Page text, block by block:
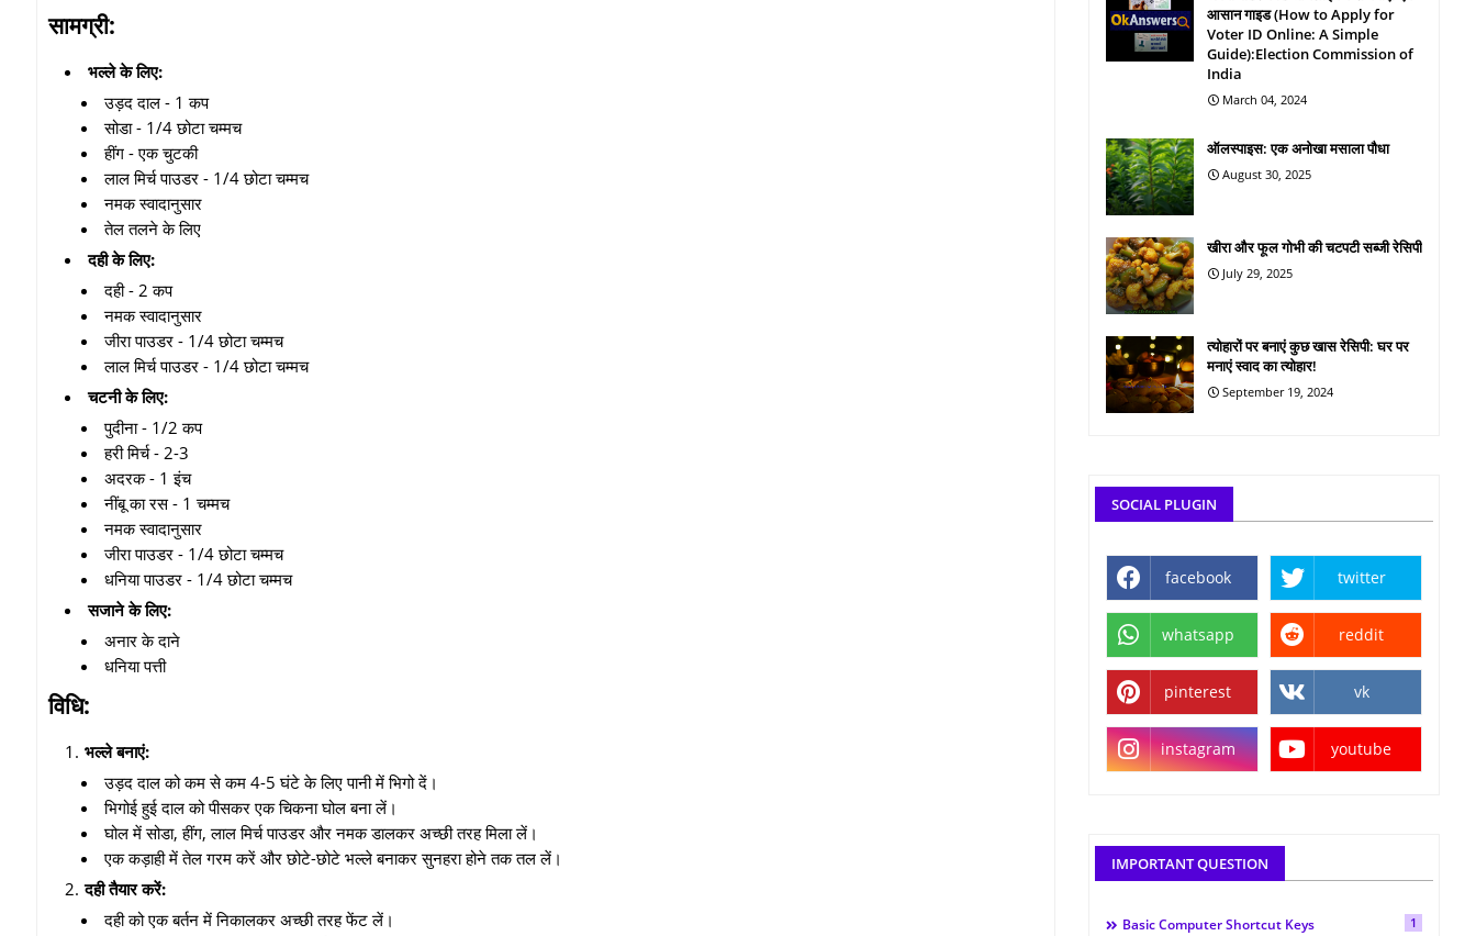
सामग्री:
भल्ले के लिए:
उड़द दाल - 1 कप
सोडा - 1/4 छोटा चम्मच
हींग - एक चुटकी
लाल मिर्च पाउडर - 1/4 छोटा चम्मच
नमक स्वादानुसार
तेल तलने के लिए
दही के लिए:
दही - 2 कप
नमक स्वादानुसार
जीरा पाउडर - 1/4 छोटा चम्मच
लाल मिर्च पाउडर - 1/4 छोटा चम्मच
चटनी के लिए:
पुदीना - 1/2 कप
हरी मिर्च - 2-3
अदरक - 1 इंच
नींबू का रस - 1 चम्मच
नमक स्वादानुसार
जीरा पाउडर - 1/4 छोटा चम्मच
धनिया पाउडर - 1/4 छोटा चम्मच
सजाने के लिए:
अनार के दाने
धनिया पत्ती
विधि:
भल्ले बनाएं:
उड़द दाल को कम से कम 4-5 घंटे के लिए पानी में भिगो दें।
भिगोई हुई दाल को पीसकर एक चिकना घोल बना लें।
घोल में सोडा, हींग, लाल मिर्च पाउडर और नमक डालकर अच्छी तरह मिला लें।
एक कड़ाही में तेल गरम करें और छोटे-छोटे भल्ले बनाकर सुनहरा होने तक तल लें।
दही तैयार करें:
दही को एक बर्तन में निकालकर अच्छी तरह फेंट लें।
आसान गाइड (How to Apply for
Voter ID Online: A Simple
Guide):Election Commission of
India
March 04, 2024
ऑलस्पाइस: एक अनोखा मसाला पौधा
August 30, 2025
खीरा और फूल गोभी की चटपटी सब्जी रेसिपी
July 29, 2025
त्योहारों पर बनाएं कुछ खास रेसिपी: घर पर
मनाएं स्वाद का त्योहार!
September 19, 2024
SOCIAL PLUGIN
facebook twitter
whatsapp reddit
pinterest vk
instagram youtube
IMPORTANT QUESTION
Basic Computer Shortcut Keys 1